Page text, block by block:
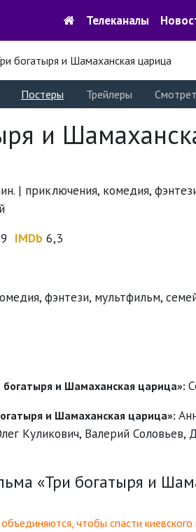
Телеканалы
богатыря и Шамаханская царица
Постеры Трейлеры
и
| приключения, комедия,
IMDb 6,3
, фэнтези, мультфильм,
и Шамаханская царица»:
и Шамаханская царица»:
Куликович, Валерий Соловьев,
«Три богатыря и
чтобы спасти